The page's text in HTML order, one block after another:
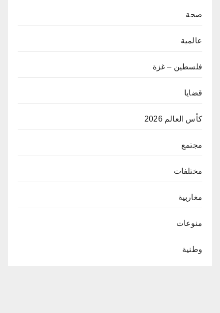
صحة
عالمية
فلسطين – غزة
قضايا
كأس العالم 2026
مجتمع
مختلفات
مغاربية
منوعات
وطنية